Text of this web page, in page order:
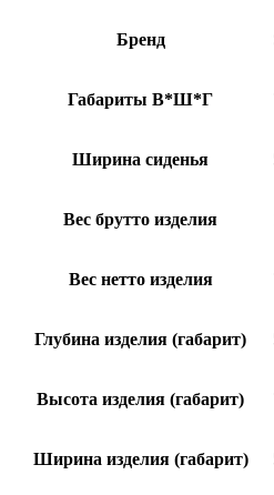
Бренд
Габариты В*Ш*Г
Ширина сиденья
Вес брутто изделия
Вес нетто изделия
Глубина изделия (габарит)
Высота изделия (габарит)
Ширина изделия (габарит)